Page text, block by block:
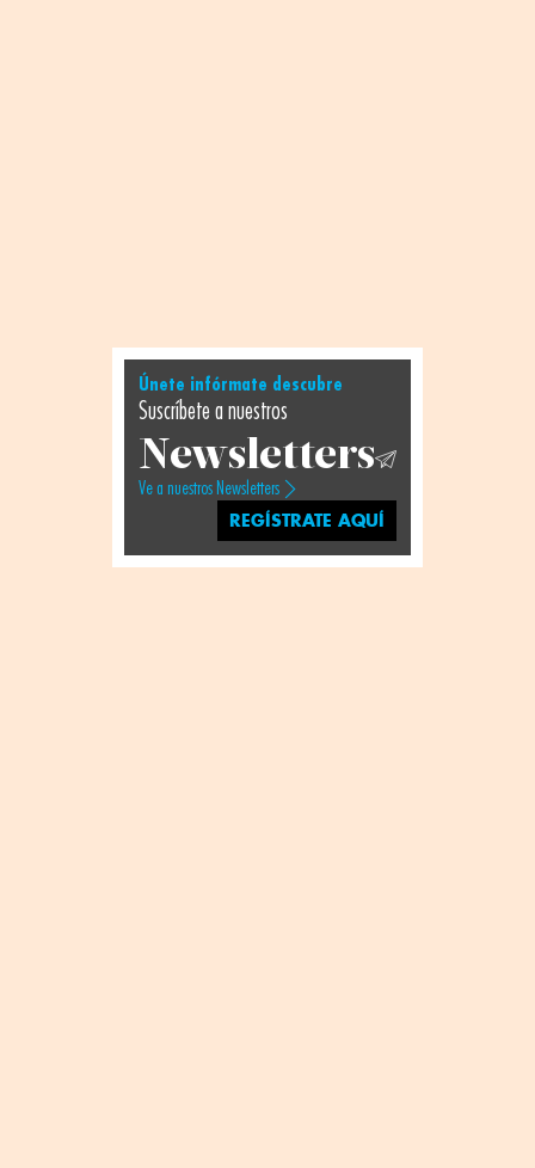
Únete infórmate descubre
Suscríbete a nuestros
Newsletters
Ve a nuestros Newsletters
REGÍSTRATE AQUÍ